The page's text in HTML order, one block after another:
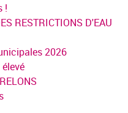
!
RESTRICTIONS D'EAU
2026